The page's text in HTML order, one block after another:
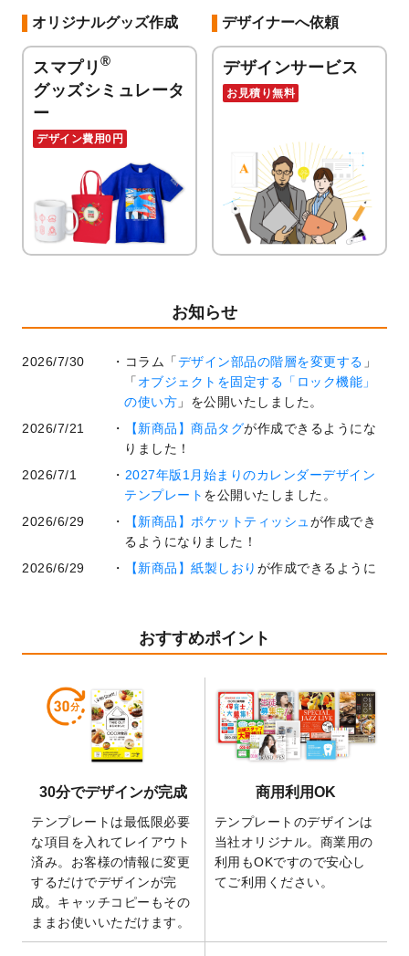
オリジナルグッズ作成
スマプリ ®
グッズシミュレータ
ー
デザイン費用0円
デザイナーへ依頼
デザインサービス
お見積り無料
お知らせ
2026/7/30 コラム「デザイン部品の階層を変更する 」
「 オブジェクトを固定する「ロック機能」
の使い方 」を公開いたしました。
2026/7/21
【新商品】商品タグが作成できるようにな
りました！
2026/7/1
2027年版1月始まりのカレンダーデザイン
テンプレート を公開いたしました。
2026/6/29
【新商品】ポケットティッシュが作成でき
るようになりました！
2026/6/29
【新商品】紙製しおり が作成できるように
業効率を上げる便利な操作方法3選！
開いたしました。
暑中見舞いのデザインテンプレート
しました。
2026/5/28
【新商品】マグネットステッカーが作成で
きるようになりました！
の全4ステップを解説！」を公開いたしまし
た。
2026/4/23
コラム「 画像の配置・差し替え・トリミン
グ」「テンプレート間でパーツを流用する
方法」を公開いたしました。
2026/4/21
アクリルキーホルダーのデザインテンプレ
ート を追加いたしました。
おすすめポイント
30分でデザインが完成
テンプレートは最低限必要
な項目を入れてレイアウト
済み。お客様の情報に変更
するだけでデザインが完
成。キャッチコピーもその
ままお使いいただけます。
商用利用OK
テンプレートのデザインは
当社オリジナル。商業用の
利用もOKですので安心し
てご利用ください。